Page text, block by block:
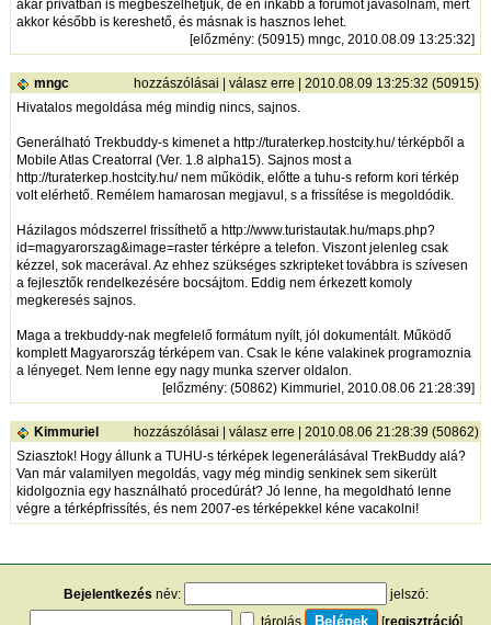
akár privátban is megbeszélhetjük, de én inkább a fórumot javasolnám, mert
akkor később is kereshető, és másnak is hasznos lehet.
[előzmény: (50915) mngc, 2010.08.09 13:25:32]
mngc hozzászólásai válasz erre | 2010.08.09 13:25:32 (50915)
Hivatalos megoldása még mindig nincs, sajnos.
Generálható Trekbuddy-s kimenet a http://turaterkep.hostcity.hu/térképből a
Mobile Atlas Creatorral (Ver. 1.8 alpha15). Sajnos most a
http://turaterkep.hostcity.hu/nem működik, előtte a tuhu-s reform kori térkép
volt elérhető. Remélem hamarosan megjavul, s a frissítése is megoldódik.
Házilagos módszerrel frissíthető a http://www.turistautak.hu/maps.php?
id=magyarorszag&image=rastertérképre a telefon. Viszont jelenleg csak
kézzel, sok macerával. Az ehhez szükséges szkripteket továbbra is szívesen
a fejlesztők rendelkezésére bocsájtom. Eddig nem érkezett komoly
megkeresés sajnos.
Maga a trekbuddy-nak megfelelő formátum nyílt, jól dokumentált. Működő
komplett Magyarország térképem van. Csak le kéne valakinek programoznia
a lényeget. Nem lenne egy nagy munka szerver oldalon.
[előzmény: (50862) Kimmuriel, 2010.08.06 21:28:39]
Kimmuriel hozzászólásai válasz erre | 2010.08.06 21:28:39 (50862)
Sziasztok! Hogy állunk a TUHU-s térképek legenerálásával TrekBuddy alá?
Van már valamilyen megoldás, vagy még mindig senkinek sem sikerült
kidolgoznia egy használható procedúrát? Jó lenne, ha megoldható lenne
végre a térképfrissítés, és nem 2007-es térképekkel kéne vacakolni!
Bejelentkezés név:
jelszó: